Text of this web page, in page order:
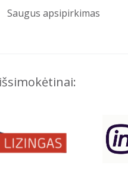
Saugus apsipirkimas